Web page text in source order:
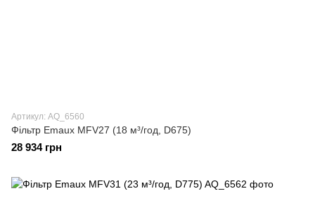
Артикул: AQ_6560
Фільтр Emaux MFV27 (18 м³/год, D675)
28 934 грн